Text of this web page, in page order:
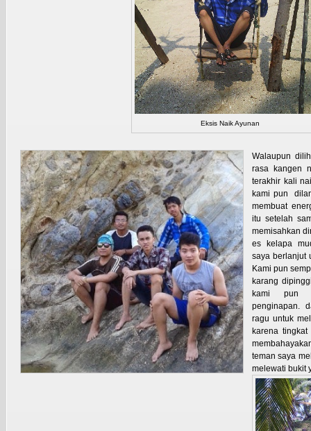
Eksis Naik Ayunan
Walaupun
rasa kangen
terakhir kali
kami pun
membuat
itu setelah
memisahkan
es kelapa
saya berlanjut
Kami pun
karang
kami pun
penginapan.
ragu untuk
karena
teman saya
melewati bukit